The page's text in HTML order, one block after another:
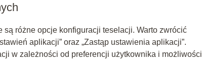
różne opcje konfiguracji teselacji. Warto zwrócić
aplikacji” oraz „Zastąp ustawienia aplikacji”.
w zależności od preferencji użytkownika i możliwości